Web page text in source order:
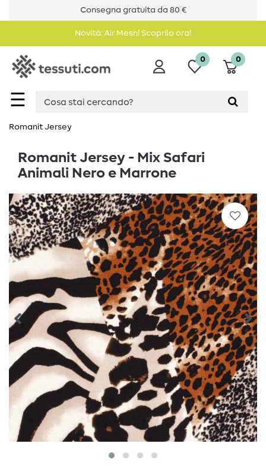
Consegna gratuita da 80 €
Novità: Air Mesh! Scoprilo ora!
☰
0 0
Romanit Jersey
Romanit Jersey - Mix Safari
Animali Nero e Marrone